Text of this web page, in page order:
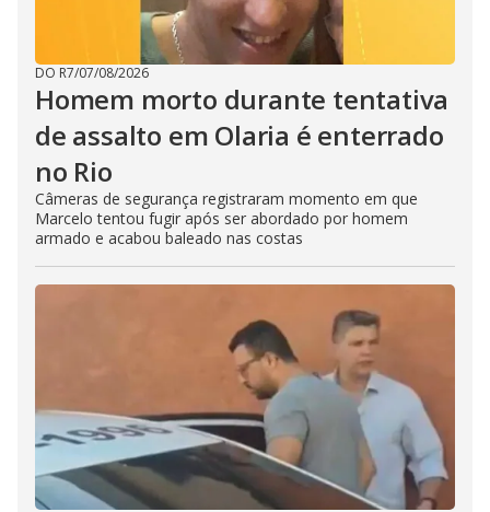
DO R7/07/08/2026
Homem morto durante tentativa
de assalto em Olaria é enterrado
no Rio
Câmeras de segurança registraram momento em que
Marcelo tentou fugir após ser abordado por homem
armado e acabou baleado nas costas